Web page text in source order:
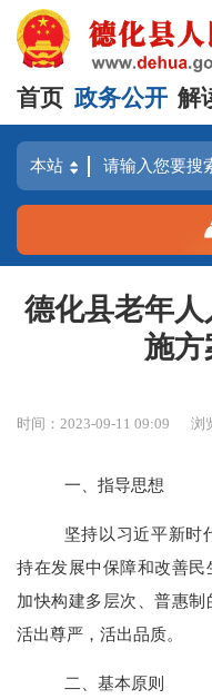
首页 政务公开 解
德化县老年
施方
时间：2023-09-11 09:09 浏
一、指导思想
坚持以习近平新时
持在发展中保障和改善民
加快构建多层次、普惠
活出尊严，活出品质。
二、基本原则